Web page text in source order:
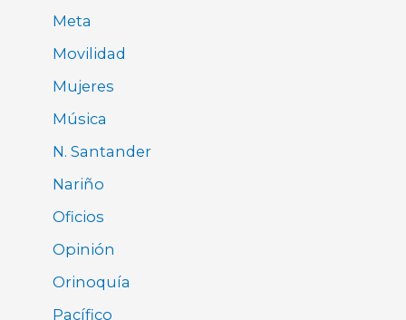
Meta
Movilidad
Mujeres
Música
N. Santander
Nariño
Oficios
Opinión
Orinoquía
Pacífico